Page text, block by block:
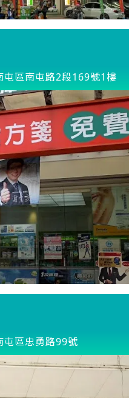
屯區南屯路2段169號1樓
屯區忠勇路99號